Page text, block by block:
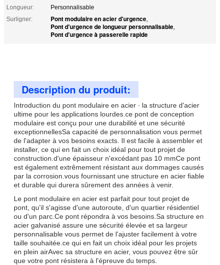
Longueur:
Personnalisable
Surligner:
Pont modulaire en acier d'urgence,
Pont d'urgence de longueur personnalisable,
Pont d'urgence à passerelle rapide
Description du produit:
Introduction du pont modulaire en acier ∙ la structure d'acier
ultime pour les applications lourdes.ce pont de conception
modulaire est conçu pour une durabilité et une sécurité
exceptionnellesSa capacité de personnalisation vous permet
de l'adapter à vos besoins exacts. Il est facile à assembler et
installer, ce qui en fait un choix idéal pour tout projet de
construction.d'une épaisseur n'excédant pas 10 mmCe pont
est également extrêmement résistant aux dommages causés
par la corrosion.vous fournissant une structure en acier fiable
et durable qui durera sûrement des années à venir.
Le pont modulaire en acier est parfait pour tout projet de
pont, qu'il s'agisse d'une autoroute, d'un quartier résidentiel
ou d'un parc.Ce pont répondra à vos besoins.Sa structure en
acier galvanisé assure une sécurité élevée et sa largeur
personnalisable vous permet de l'ajuster facilement à votre
taille souhaitée.ce qui en fait un choix idéal pour les projets
en plein airAvec sa structure en acier, vous pouvez être sûr
que votre pont résistera à l'épreuve du temps.